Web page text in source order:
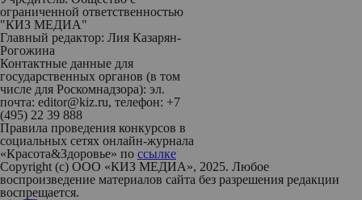
ограниченной ответственностью
"КИЗ МЕДИА"
Главный редактор: Лия Казарян-
Рогожина
Контактные данные для
государственных органов (в том
числе для Роскомнадзора): эл.
почта: editor@kiz.ru, телефон: +7
(495) 22 39 888
Правила проведения конкурсов в
социальных сетях онлайн-журнала
«Красота&Здоровье» по ссылке
Copyright (с) ООО «КИЗ МЕДИА», 2025. Любое
воспроизведение материалов сайта без разрешения редакции
воспрещается.